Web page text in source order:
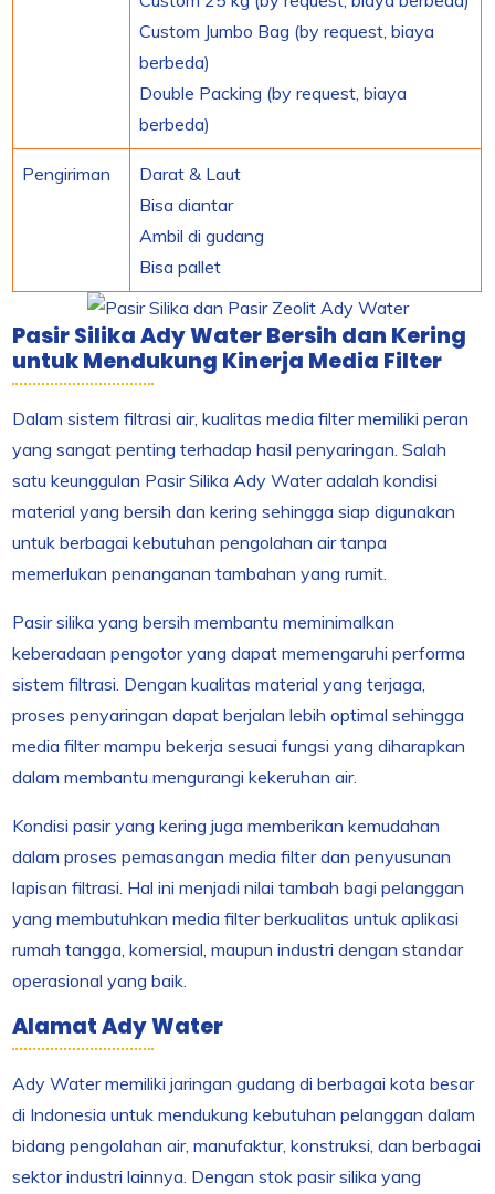
Custom Jumbo Bag (by request, biaya
berbeda)
Double Packing (by request, biaya
berbeda)
Pengiriman
Darat & Laut
Bisa diantar
Ambil di gudang
Bisa pallet
Pasir Silika Ady Water Bersih dan Kering
untuk Mendukung Kinerja Media Filter
Dalam sistem filtrasi air, kualitas media filter memiliki peran
yang sangat penting terhadap hasil penyaringan. Salah
satu keunggulan Pasir Silika Ady Water adalah kondisi
material yang bersih dan kering sehingga siap digunakan
untuk berbagai kebutuhan pengolahan air tanpa
memerlukan penanganan tambahan yang rumit.
Pasir silika yang bersih membantu meminimalkan
keberadaan pengotor yang dapat memengaruhi performa
sistem filtrasi. Dengan kualitas material yang terjaga,
proses penyaringan dapat berjalan lebih optimal sehingga
media filter mampu bekerja sesuai fungsi yang diharapkan
dalam membantu mengurangi kekeruhan air.
Kondisi pasir yang kering juga memberikan kemudahan
dalam proses pemasangan media filter dan penyusunan
lapisan filtrasi. Hal ini menjadi nilai tambah bagi pelanggan
yang membutuhkan media filter berkualitas untuk aplikasi
rumah tangga, komersial, maupun industri dengan standar
operasional yang baik.
Alamat Ady Water
Ady Water memiliki jaringan gudang di berbagai kota besar
di Indonesia untuk mendukung kebutuhan pelanggan dalam
bidang pengolahan air, manufaktur, konstruksi, dan berbagai
sektor industri lainnya. Dengan stok pasir silika yang